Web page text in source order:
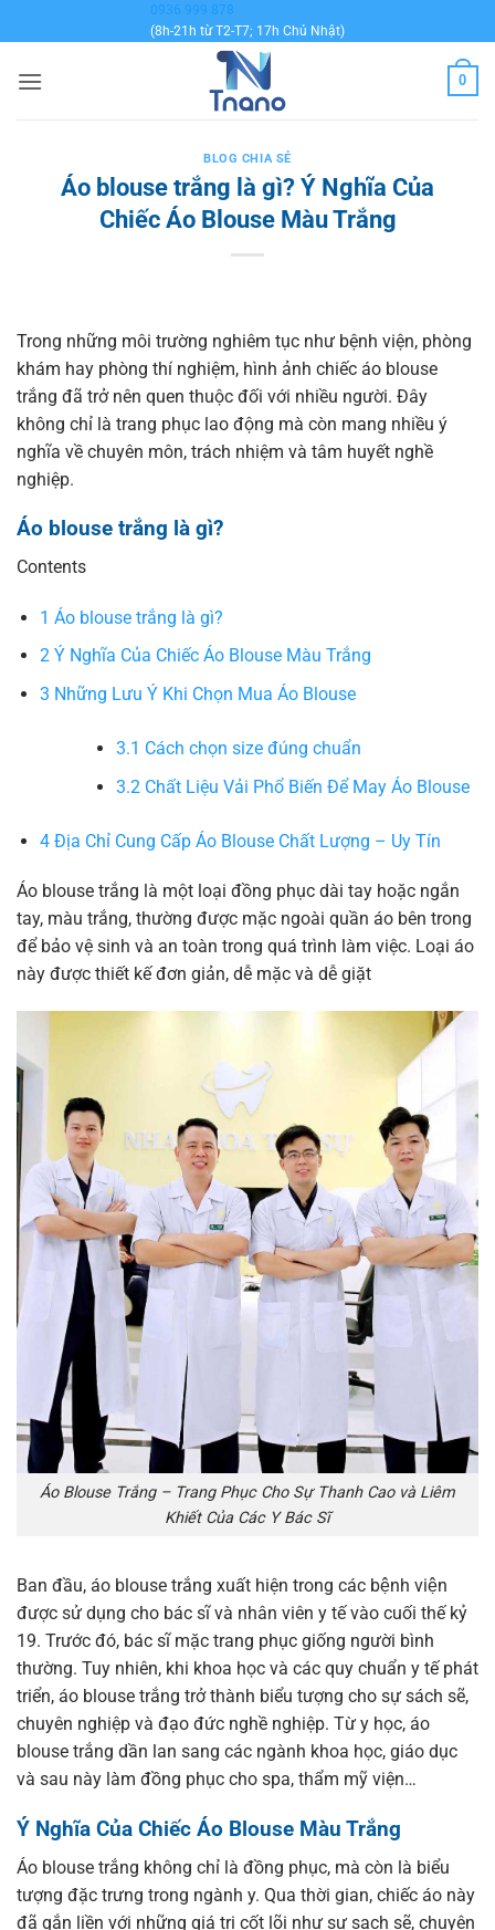
qua
dung
0936 999 878
(8h-21h từ T2-T7; 17h Chủ Nhật)
0
BLOG CHIA SẺ
Áo blouse trắng là gì? Ý Nghĩa Của
Chiếc Áo Blouse Màu Trắng
Trong những môi trường nghiêm tục như bệnh viện, phòng
khám hay phòng thí nghiệm, hình ảnh chiếc áo blouse
trắng đã trở nên quen thuộc đối với nhiều người. Đây
không chỉ là trang phục lao động mà còn mang nhiều ý
nghĩa về chuyên môn, trách nhiệm và tâm huyết nghề
nghiệp.
Áo blouse trắng là gì?
Contents
1 Áo blouse trắng là gì?
2Ý Nghĩa Của Chiếc Áo Blouse Màu Trắng
3 Những Lưu Ý Khi Chọn Mua Áo Blouse
3.1 Cách chọn size đúng chuẩn
3.2 Chất Liệu Vải Phổ Biến Để May Áo Blouse
4Địa Chỉ Cung Cấp Áo Blouse Chất Lượng – Uy Tín
Áo blouse trắng là một loại đồng phục dài tay hoặc ngắn
tay, màu trắng, thường được mặc ngoài quần áo bên trong
để bảo vệ sinh và an toàn trong quá trình làm việc. Loại áo
này được thiết kế đơn giản, dễ mặc và dễ giặt
Áo Blouse Trắng – Trang Phục Cho Sự Thanh Cao và Liêm
Khiết Của Các Y Bác Sĩ
Ban đầu, áo blouse trắng xuất hiện trong các bệnh viện
được sử dụng cho bác sĩ và nhân viên y tế vào cuối thế kỷ
19. Trước đó, bác sĩ mặc trang phục giống người bình
thường. Tuy nhiên, khi khoa học và các quy chuẩn y tế phát
triển, áo blouse trắng trở thành biểu tượng cho sự sách sẽ,
chuyên nghiệp và đạo đức nghề nghiệp. Từ y học, áo
blouse trắng dần lan sang các ngành khoa học, giáo dục
và sau này làm đồng phục cho spa, thẩm mỹ viện…
Ý Nghĩa Của Chiếc Áo Blouse Màu Trắng
Áo blouse trắng không chỉ là đồng phục, mà còn là biểu
tượng đặc trưng trong ngành y. Qua thời gian, chiếc áo này
đã gắn liền với những giá trị cốt lõi như sự sạch sẽ, chuyên